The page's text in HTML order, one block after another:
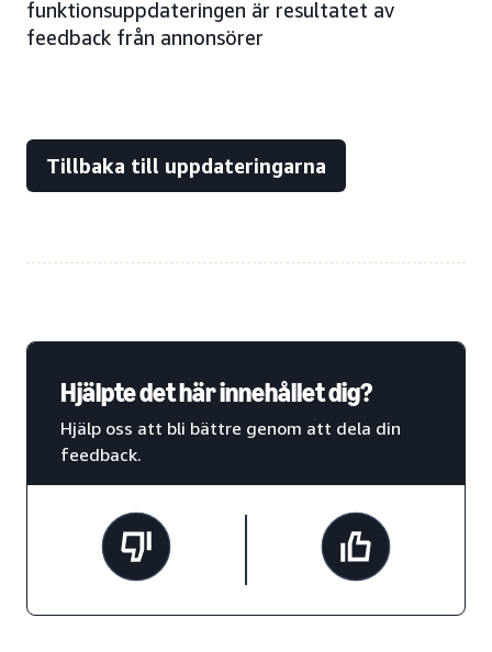
funktionsuppdateringen är resultatet av
feedback från annonsörer
Tillbaka till uppdateringarna
Hjälpte det här innehållet dig?
Hjälp oss att bli bättre genom att dela din
feedback.